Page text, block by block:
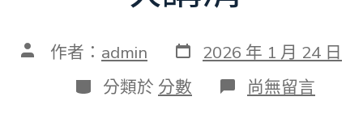
文 作者： admin 發
表
日
期
2026 年 1 月 24 日
分
類
分類於 分數 在
〈本
尚無留言